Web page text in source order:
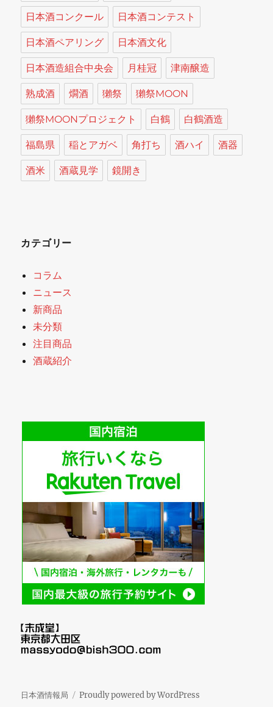
日本酒コンクール 日本酒コンテスト
日本酒ペアリング 日本酒文化
日本酒造組合中央会 月桂冠 津南醸造
熟成酒 燗酒 獺祭 獺祭MOON
獺祭MOONプロジェクト 白鶴 白鶴酒造
福島県 稲とアガベ 角打ち 酒ハイ 酒器
酒米 酒蔵見学 鏡開き
カテゴリー
コラム
ニュース
新商品
未分類
注目商品
酒蔵紹介
日本酒情報局 Proudly powered by WordPress